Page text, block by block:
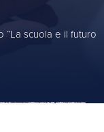
“La scuola e il futuro